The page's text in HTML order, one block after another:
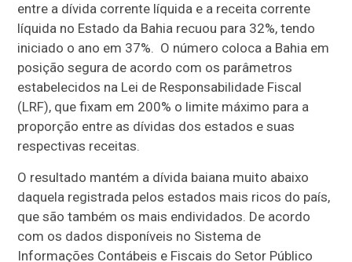
entre a dívida corrente líquida e a receita corrente
líquida no Estado da Bahia recuou para 32%, tendo
iniciado o ano em 37%. O número coloca a Bahia em
posição segura de acordo com os parâmetros
estabelecidos na Lei de Responsabilidade Fiscal
(LRF), que fixam em 200% o limite máximo para a
proporção entre as dívidas dos estados e suas
respectivas receitas.
O resultado mantém a dívida baiana muito abaixo
daquela registrada pelos estados mais ricos do país,
que são também os mais endividados. De acordo
com os dados disponíveis no Sistema de
Informações Contábeis e Fiscais do Setor Público